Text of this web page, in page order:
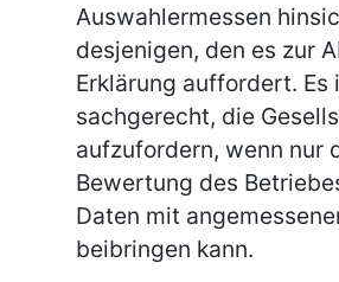
Auswahlermessen
desjenigen, den es zur
Erklärung auffordert. Es
sachgerecht, die
aufzufordern, wenn nur
Bewertung des
Daten mit
beibringen kann.